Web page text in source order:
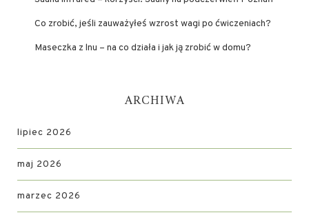
Co zrobić, jeśli zauważyłeś wzrost wagi po ćwiczeniach?
Maseczka z lnu – na co działa i jak ją zrobić w domu?
ARCHIWA
lipiec 2026
maj 2026
marzec 2026